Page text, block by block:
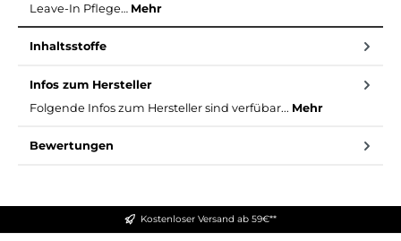
Leave-In Pflege… Mehr
Inhaltsstoffe
Infos zum Hersteller
Folgende Infos zum Hersteller sind verfübar... Mehr
Bewertungen
Kostenloser Versand ab 59€**